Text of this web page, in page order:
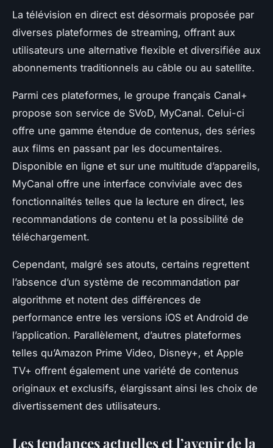
La télévision en direct est désormais proposée par
diverses plateformes de streaming, offrant aux
utilisateurs une alternative flexible et diversifiée aux
abonnements traditionnels au câble ou au satellite.
Parmi ces plateformes, le groupe français Canal+
propose son service de SVoD, MyCanal. Celui-ci
offre une gamme étendue de contenus, des séries
aux films en passant par les documentaires.
Disponible en ligne et sur une multitude d’appareils,
MyCanal offre une interface conviviale avec des
fonctionnalités telles que la lecture en direct, les
recommandations de contenu et la possibilité de
téléchargement.
Cependant, malgré ses atouts, certains regrettent
l’absence d’un système de recommandation par
algorithme et notent des différences de
performance entre les versions iOS et Android de
l’application. Parallèlement, d’autres plateformes
telles qu’Amazon Prime Video, Disney+, et Apple
TV+ offrent également une variété de contenus
originaux et exclusifs, élargissant ainsi les choix de
divertissement des utilisateurs.
Les tendances actuelles et l’avenir de la